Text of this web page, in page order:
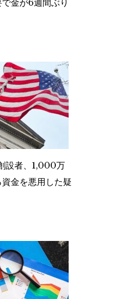
金が6週間ぶり
設者、1,000万
金を悪用した疑